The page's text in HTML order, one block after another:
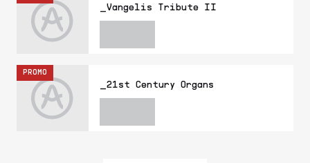
_Vangelis Tribute II
PROMO
_21st Century Organs